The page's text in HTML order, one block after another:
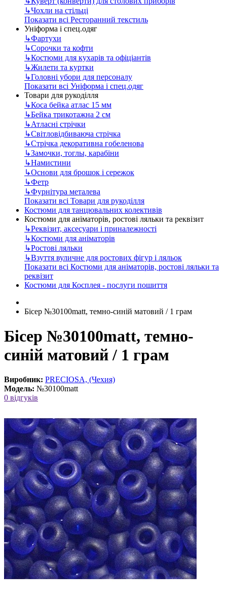
↳Чохли на стільці
Показати всі Ресторанний текстиль
Уніформа і спец.одяг
↳Фартухи
↳Сорочки та кофти
↳Костюми для кухарів та офіціантів
↳Жилети та куртки
↳Головні убори для персоналу
Показати всі Уніформа і спец.одяг
Товари для рукоділля
↳Коса бейка атлас 15 мм
↳Бейка трикотажна 2 см
↳Атласні стрічки
↳Світловідбиваюча стрічка
↳Стрічка декоративна гобеленова
↳Замочки, тоглы, карабіни
↳Намистини
↳Основи для брошок і сережок
↳Фетр
↳Фурнітура металева
Показати всі Товари для рукоділля
Костюми для танцювальних колективів
Костюми для аніматорів, ростові ляльки та реквізит
↳Реквізит, аксесуари і приналежності
↳Костюми для аніматорів
↳Ростові ляльки
↳Взуття вуличне для ростових фігур і ляльок
Показати всі Костюми для аніматорів, ростові ляльки та
реквізит
Костюми для Косплея - послуги пошиття
Бісер №30100matt, темно-синій матовий / 1 грам
Бісер №30100matt, темно-
синій матовий / 1 грам
Виробник: PRECIOSA, (Чехия)
Модель: №30100matt
0 відгуків